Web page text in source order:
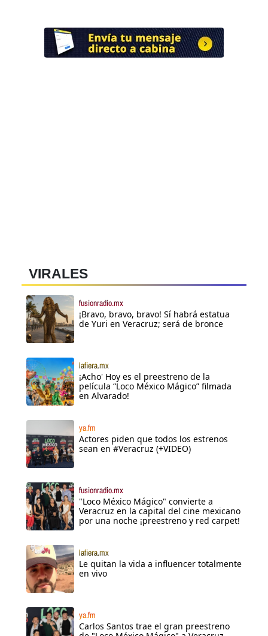
VIRALES
fusionradio.mx
¡Bravo, bravo, bravo! Sí habrá estatua
de Yuri en Veracruz; será de bronce
lafiera.mx
¡Acho' Hoy es el preestreno de la
película “Loco México Mágico” filmada
en Alvarado!
ya.fm
Actores piden que todos los estrenos
sean en #Veracruz (+VIDEO)
fusionradio.mx
"Loco México Mágico" convierte a
Veracruz en la capital del cine mexicano
por una noche ¡preestreno y red carpet!
lafiera.mx
Le quitan la vida a influencer totalmente
en vivo
ya.fm
Carlos Santos trae el gran preestreno